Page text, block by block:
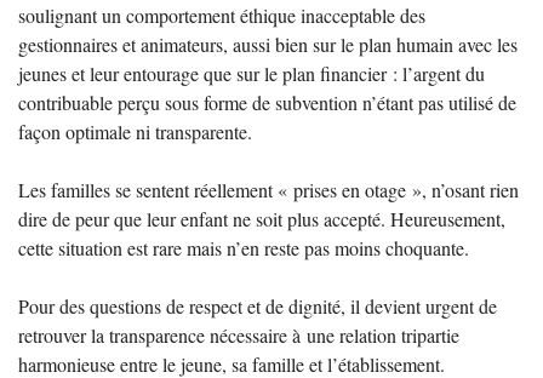
soulignant un comportement éthique inacceptable des
gestionnaires et animateurs, aussi bien sur le plan humain avec les
jeunes et leur entourage que sur le plan financier : l’argent du
contribuable perçu sous forme de subvention n’étant pas utilisé de
façon optimale ni transparente.
Les familles se sentent réellement « prises en otage », n’osant rien
dire de peur que leur enfant ne soit plus accepté. Heureusement,
cette situation est rare mais n’en reste pas moins choquante.
Pour des questions de respect et de dignité, il devient urgent de
retrouver la transparence nécessaire à une relation tripartie
harmonieuse entre le jeune, sa famille et l’établissement.